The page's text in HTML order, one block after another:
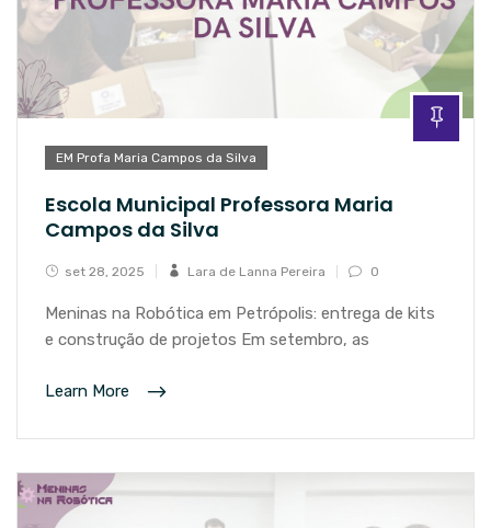
EM Profa Maria Campos da Silva
Escola Municipal Professora Maria
Campos da Silva
set 28, 2025 Lara de Lanna Pereira 0
Meninas na Robótica em Petrópolis: entrega de kits
e construção de projetos Em setembro, as
Learn More